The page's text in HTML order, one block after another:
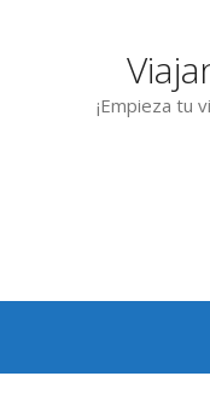
¡Empieza tu